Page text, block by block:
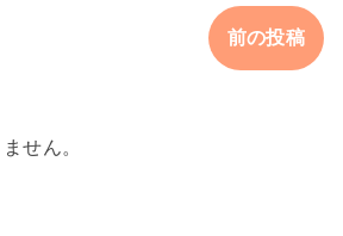
前の投稿
せん。